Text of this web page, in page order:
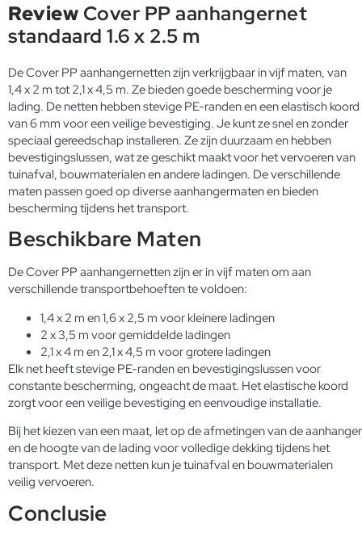
Review Cover PP aanhangernet
standaard 1.6 x 2.5 m
De Cover PP aanhangernetten zijn verkrijgbaar in vijf maten, van
1,4 x 2 m tot 2,1 x 4,5 m. Ze bieden goede bescherming voor je
lading. De netten hebben stevige PE-randen en een elastisch koord
van 6 mm voor een veilige bevestiging. Je kunt ze snel en zonder
speciaal gereedschap installeren. Ze zijn duurzaam en hebben
bevestigingslussen, wat ze geschikt maakt voor het vervoeren van
tuinafval, bouwmaterialen en andere ladingen. De verschillende
maten passen goed op diverse aanhangermaten en bieden
bescherming tijdens het transport.
Beschikbare Maten
De Cover PP aanhangernetten zijn er in vijf maten om aan
verschillende transportbehoeften te voldoen:
1,4 x 2 m en 1,6 x 2,5 m voor kleinere ladingen
2 x 3,5 m voor gemiddelde ladingen
2,1 x 4 m en 2,1 x 4,5 m voor grotere ladingen
Elk net heeft stevige PE-randen en bevestigingslussen voor
constante bescherming, ongeacht de maat. Het elastische koord
zorgt voor een veilige bevestiging en eenvoudige installatie.
Bij het kiezen van een maat, let op de afmetingen van de aanhanger
en de hoogte van de lading voor volledige dekking tijdens het
transport. Met deze netten kun je tuinafval en bouwmaterialen
veilig vervoeren.
Conclusie